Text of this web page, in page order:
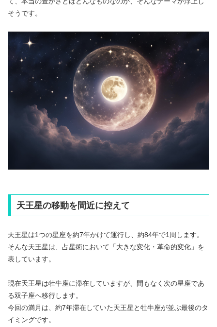
そうです。
天王星の移動を間近に控えて
天王星は1つの星座を約7年かけて運行し、約84年で1周します。
そんな天王星は、占星術において「大きな変化・革命的変化」を
表しています。
現在天王星は牡牛座に滞在していますが、間もなく次の星座であ
る双子座へ移行します。
今回の満月は、約7年滞在していた天王星と牡牛座が並ぶ最後のタ
イミングです。